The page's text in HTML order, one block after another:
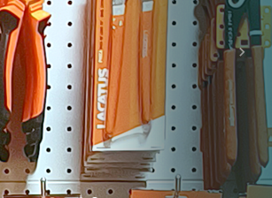
Next